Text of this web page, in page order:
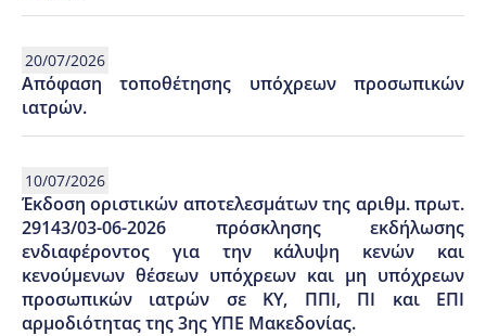
20/07/2026
Απόφαση τοποθέτησης υπόχρεων προσωπικών
ιατρών.
10/07/2026
Έκδοση οριστικών αποτελεσμάτων της αριθμ. πρωτ.
29143/03-06-2026 πρόσκλησης εκδήλωσης
ενδιαφέροντος για την κάλυψη κενών και
κενούμενων θέσεων υπόχρεων και μη υπόχρεων
προσωπικών ιατρών σε ΚΥ, ΠΠΙ, ΠΙ και ΕΠΙ
αρμοδιότητας της 3ης ΥΠΕ Μακεδονίας.